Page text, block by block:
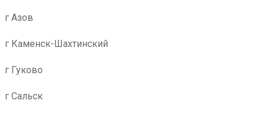
г Азов
г Каменск-Шахтинский
г Гуково
г Сальск